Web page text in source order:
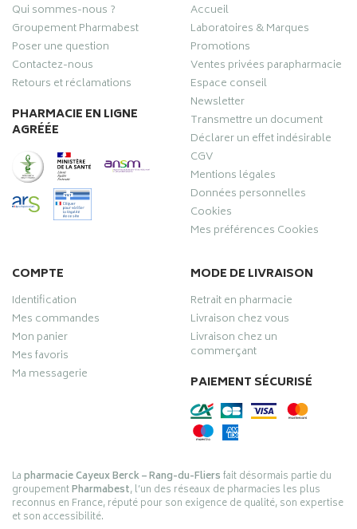
Qui sommes-nous ?
Groupement Pharmabest
Poser une question
Contactez-nous
Retours et réclamations
PHARMACIE EN LIGNE
AGRÉÉE
Accueil
Laboratoires & Marques
Promotions
Ventes privées parapharmacie
Espace conseil
Newsletter
Transmettre un document
Déclarer un effet indésirable
CGV
Mentions légales
Données personnelles
Cookies
Mes préférences Cookies
COMPTE
Identification
Mes commandes
Mon panier
Mes favoris
Ma messagerie
MODE DE LIVRAISON
Retrait en pharmacie
Livraison chez vous
Livraison chez un
commerçant
PAIEMENT SÉCURISÉ
Lapharmacie Cayeux Berck – Rang-du-Fliersfait désormais partie du
groupementPharmabest, l’un des réseaux de pharmacies les plus
reconnus en France, réputé pour son exigence de qualité, son expertise
et son accessibilité.